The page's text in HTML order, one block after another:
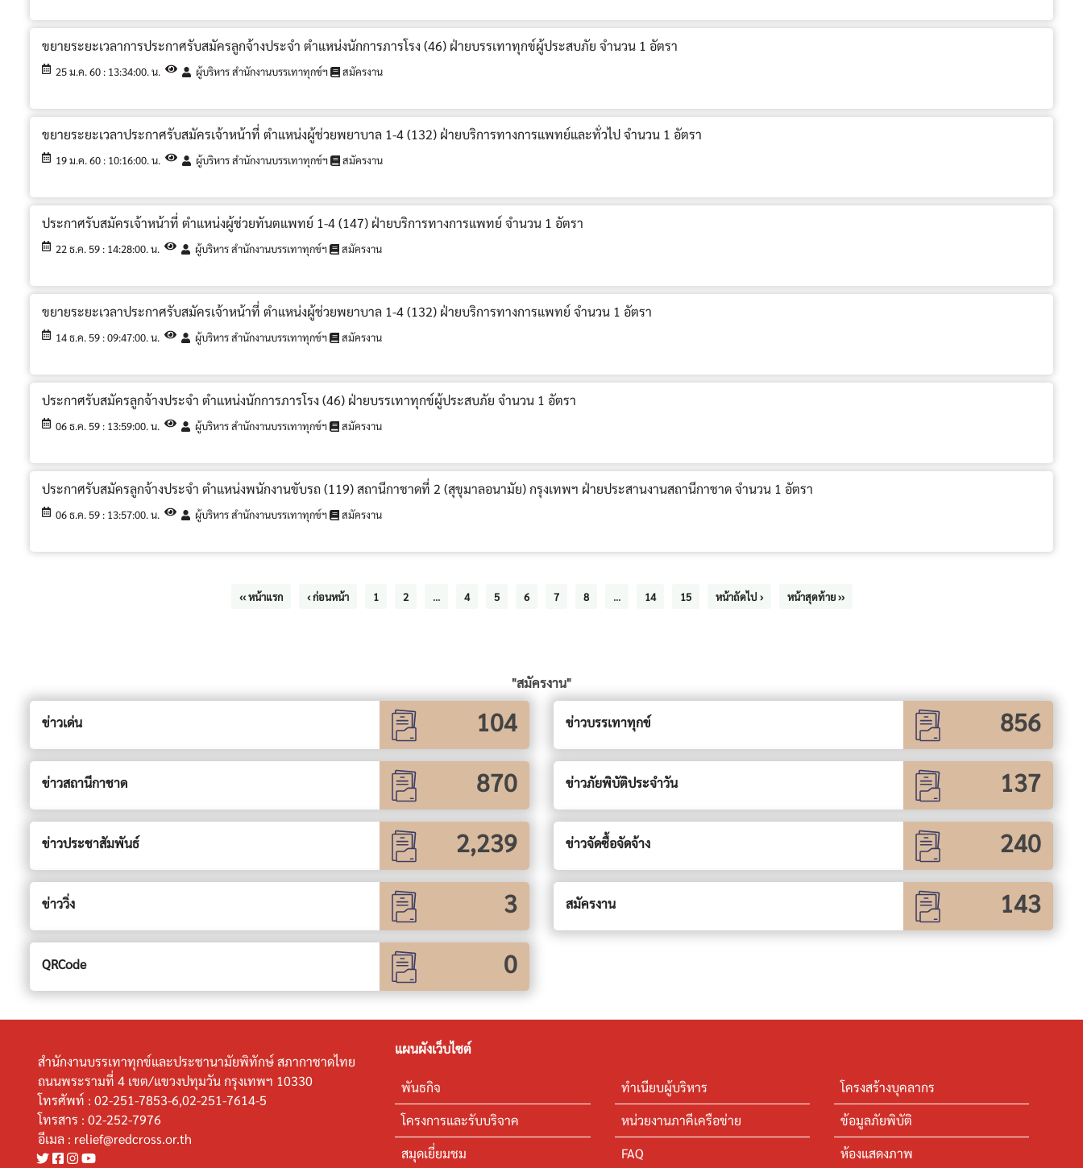
ขยายระยะเวลาการประกาศรับสมัครลูกจ้างประจำ ตำแหน่งนักการภารโรง (46) ฝ่ายบรรเทาทุกข์ผู้ประสบภัย จำนวน 1 อัตรา
25 ม.ค. 60 : 13:34:00. น. ผู้บริหาร สำนักงานบรรเทาทุกข์ฯ สมัครงาน
ขยายระยะเวลาประกาศรับสมัครเจ้าหน้าที่ ตำแหน่งผู้ช่วยพยาบาล 1-4 (132) ฝ่ายบริการทางการแพทย์และทั่วไป จำนวน 1 อัตรา
19 ม.ค. 60 : 10:16:00. น. ผู้บริหาร สำนักงานบรรเทาทุกข์ฯ สมัครงาน
ประกาศรับสมัครเจ้าหน้าที่ ตำแหน่งผู้ช่วยทันตแพทย์ 1-4 (147) ฝ่ายบริการทางการแพทย์ จำนวน 1 อัตรา
22 ธ.ค. 59 : 14:28:00. น. ผู้บริหาร สำนักงานบรรเทาทุกข์ฯ สมัครงาน
ขยายระยะเวลาประกาศรับสมัครเจ้าหน้าที่ ตำแหน่งผู้ช่วยพยาบาล 1-4 (132) ฝ่ายบริการทางการแพทย์ จำนวน 1 อัตรา
14 ธ.ค. 59 : 09:47:00. น. ผู้บริหาร สำนักงานบรรเทาทุกข์ฯ สมัครงาน
ประกาศรับสมัครลูกจ้างประจำ ตำแหน่งนักการภารโรง (46) ฝ่ายบรรเทาทุกข์ผู้ประสบภัย จำนวน 1 อัตรา
06 ธ.ค. 59 : 13:59:00. น. ผู้บริหาร สำนักงานบรรเทาทุกข์ฯ สมัครงาน
ประกาศรับสมัครลูกจ้างประจำ ตำแหน่งพนักงานขับรถ (119) สถานีกาชาดที่ 2 (สุขุมาลอนามัย) กรุงเทพฯ ฝ่ายประสานงานสถานีกาชาด จำนวน 1 อัตรา
06 ธ.ค. 59 : 13:57:00. น. ผู้บริหาร สำนักงานบรรเทาทุกข์ฯ สมัครงาน
‹‹ หน้าแรก ‹ ก่อนหน้า 1 2 ... 4 5 6 7 8 ... 14 15 หน้าถัดไป › หน้าสุดท้าย ››
"สมัครงาน"
ข่าวเด่น 104 ข่าวบรรเทาทุกข์ 856
ข่าวสถานีกาชาด 870 ข่าวภัยพิบัติประจำวัน 137
ข่าวประชาสัมพันธ์ 2,239 ข่าวจัดซื้อจัดจ้าง 240
ข่าววิ่ง 3 สมัครงาน 143
QRCode 0
สำนักงานบรรเทาทุกข์และประชานามัยพิทักษ์ สภากาชาดไทย
ถนนพระรามที่ 4 เขต/แขวงปทุมวัน กรุงเทพฯ 10330
โทรศัพท์ : 02-251-7853-6,02-251-7614-5
โทรสาร : 02-252-7976
อีเมล : relief@redcross.or.th
แผนผังเว็บไซต์
พันธกิจ ทำเนียบผู้บริหาร
โครงสร้างบุคลากร
โครงการและรับบริจาค
หน่วยงานภาคีเครือข่าย
ข้อมูลภัยพิบัติ
สมุดเยี่ยมชม
FAQ ห้องแสดงภาพ